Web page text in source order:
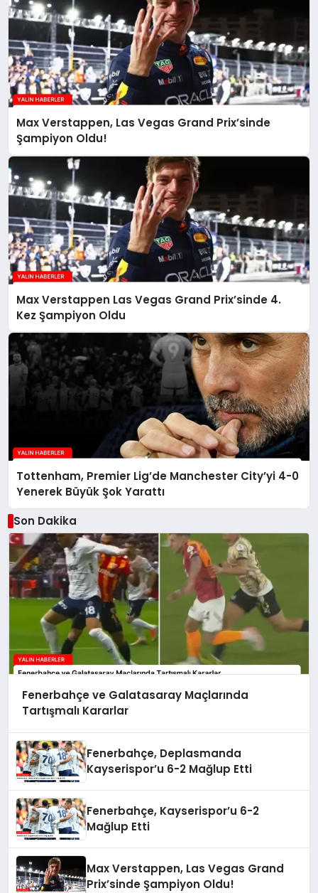
Max Verstappen, Las Vegas Grand Prix’sinde
Şampiyon Oldu!
Max Verstappen Las Vegas Grand Prix’sinde 4.
Kez Şampiyon Oldu
Tottenham, Premier Lig’de Manchester City’yi 4-0
Yenerek Büyük Şok Yarattı
Son Dakika
Fenerbahçe ve Galatasaray Maçlarında
Tartışmalı Kararlar
Fenerbahçe, Deplasmanda
Kayserispor’u 6-2 Mağlup Etti
Fenerbahçe, Kayserispor’u 6-2
Mağlup Etti
Max Verstappen, Las Vegas Grand
Prix’sinde Şampiyon Oldu!